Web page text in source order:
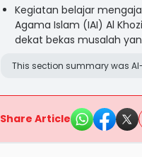
Kegiatan belajar
Agama Islam (IAI) Al
dekat bekas musalah
This section summary was
Share Article